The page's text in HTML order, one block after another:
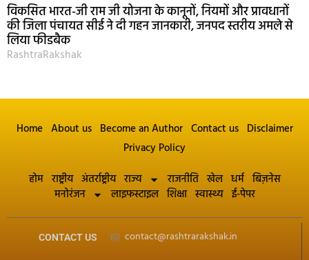
विकसित भारत-जी राम जी योजना के कानूनों, नियमों और प्रावधानों
की जिला पंचायत सीई ने दी गहन जानकारी, जनपद स्तरीय अमले से
लिया फीडबैक
RashtraRakshak
Home About us Become an Author Contact us Disclaimer
Privacy Policy
होम राष्ट्रीय अंतर्राष्ट्रीय राज्य राजनीति खेल धर्म बिज़नेस
मनोरंजन
लाइफस्टाइल शिक्षा स्वास्थ्य ई-पेपर
CONTACT US contact@rashtrarakshak.in